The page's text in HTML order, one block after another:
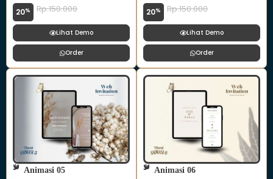
20% Rp.150.000
Lihat Demo
Order
20% Rp.150.000
Lihat Demo
Order
Animasi 05 Animasi 06